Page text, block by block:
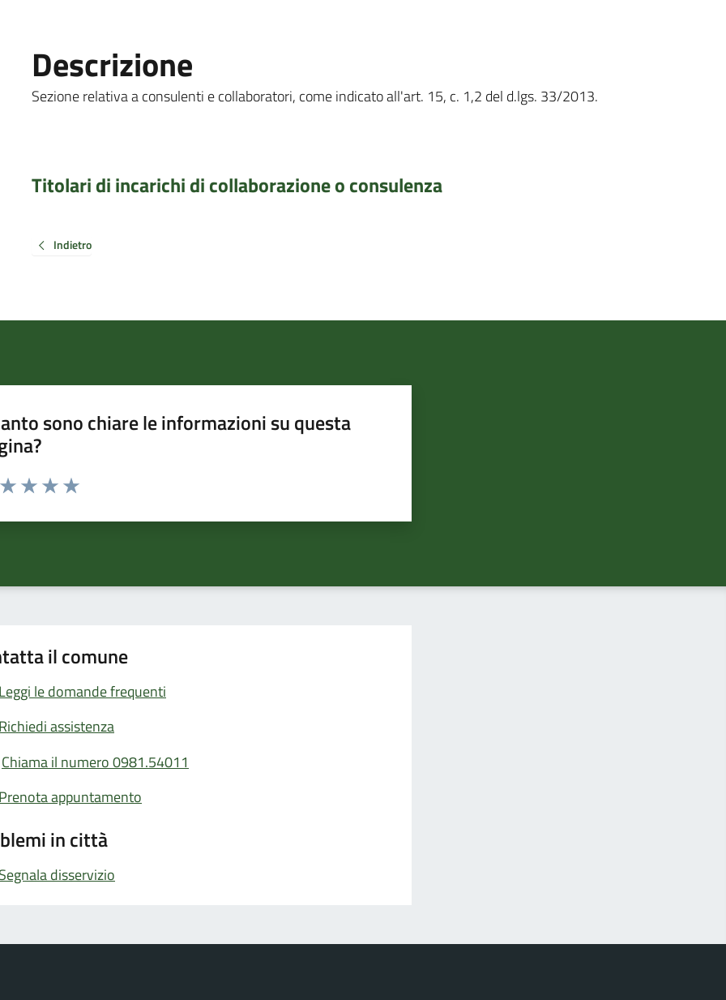
Descrizione
Sezione relativa a consulenti e collaboratori, come indicato all'art. 15, c. 1,2 del d.lgs. 33/2013.
Titolari di incarichi di collaborazione o consulenza
Indietro
sono chiare le informazioni su questa
da 1 a 5 stelle la pagina
il comune
Leggi le domande frequenti
Richiedi assistenza
Chiama il numero 0981.54011
Prenota appuntamento
in città
Segnala disservizio